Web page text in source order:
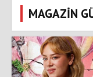
MAGAZİN